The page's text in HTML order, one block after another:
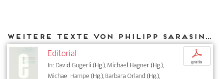
Weitere Texte von Philipp Sarasin bei DIAPHANES
Editorial
In: David Gugerli (Hg.), Michael Hagner (Hg.),
Michael Hampe (Hg.), Barbara Orland (Hg.),
p
gratis